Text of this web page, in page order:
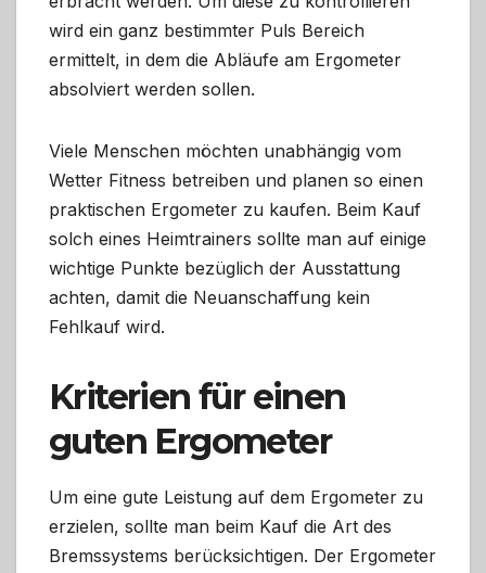
wird ein ganz bestimmter Puls Bereich
ermittelt, in dem die Abläufe am Ergometer
absolviert werden sollen.
Viele Menschen möchten unabhängig vom
Wetter Fitness betreiben und planen so einen
praktischen Ergometer zu kaufen. Beim Kauf
solch eines Heimtrainers sollte man auf einige
wichtige Punkte bezüglich der Ausstattung
achten, damit die Neuanschaffung kein
Fehlkauf wird.
Kriterien für einen
guten Ergometer
Um eine gute Leistung auf dem Ergometer zu
erzielen, sollte man beim Kauf die Art des
Bremssystems berücksichtigen. Der Ergometer